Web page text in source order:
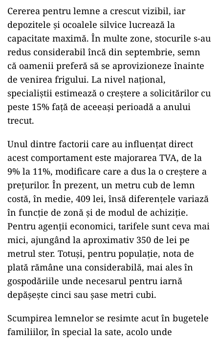
Cererea pentru lemne a crescut vizibil, iar
depozitele și ocoalele silvice lucrează la
capacitate maximă. În multe zone, stocurile s-au
redus considerabil încă din septembrie, semn
că oamenii preferă să se aprovizioneze înainte
de venirea frigului. La nivel național,
specialiștii estimează o creștere a solicitărilor cu
peste 15% față de aceeași perioadă a anului
trecut.
Unul dintre factorii care au influențat direct
acest comportament este majorarea TVA, de la
9% la 11%, modificare care a dus la o creștere a
prețurilor. În prezent, un metru cub de lemn
costă, în medie, 409 lei, însă diferențele variază
în funcție de zonă și de modul de achiziție.
Pentru agenții economici, tarifele sunt ceva mai
mici, ajungând la aproximativ 350 de lei pe
metrul ster. Totuși, pentru populație, nota de
plată rămâne una considerabilă, mai ales în
gospodăriile unde necesarul pentru iarnă
depășește cinci sau șase metri cubi.
Scumpirea lemnelor se resimte acut în bugetele
familiilor, în special la sate, acolo unde